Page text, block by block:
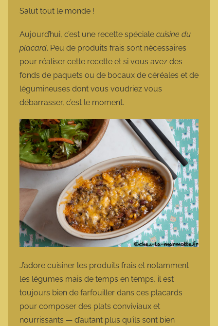
a
o
t
t
e
Salut tout le monde !
Aujourd’hui, c’est une recette spéciale cuisine du
placard. Peu de produits frais sont nécessaires
pour réaliser cette recette et si vous avez des
fonds de paquets ou de bocaux de céréales et de
légumineuses dont vous voudriez vous
débarrasser, c’est le moment.
J’adore cuisiner les produits frais et notamment
les légumes mais de temps en temps, il est
toujours bien de farfouiller dans ces placards
pour composer des plats conviviaux et
nourrissants — d’autant plus qu’ils sont bien